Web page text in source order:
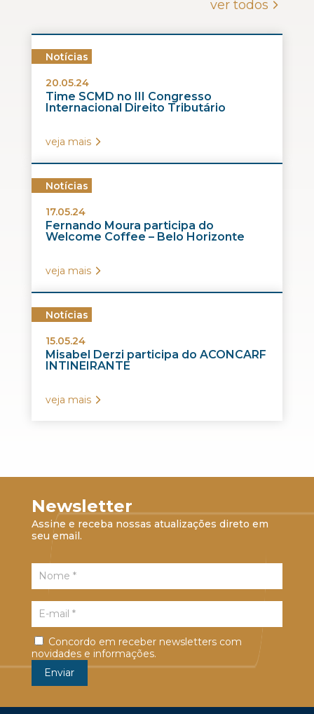
ver todos
Notícias
20.05.24
Time SCMD no III Congresso
Internacional Direito Tributário
veja mais
Notícias
17.05.24
Fernando Moura participa do
Welcome Coffee – Belo Horizonte
veja mais
Notícias
15.05.24
Misabel Derzi participa do ACONCARF
INTINEIRANTE
veja mais
Newsletter
Assine e receba nossas atualizações direto em
seu email.
Concordo em receber newsletters com
novidades e informações.